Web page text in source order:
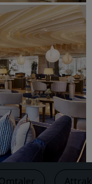
et tilbud
flyvninger
flyvninger
en restaurant